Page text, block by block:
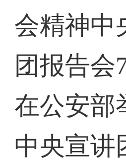
会精神中
团报告会
在公安部
中央宣讲